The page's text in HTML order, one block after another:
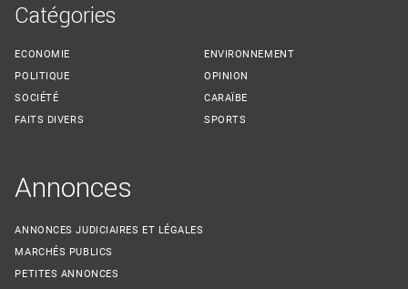
Catégories
ECONOMIE
POLITIQUE
SOCIÉTÉ
FAITS DIVERS
ENVIRONNEMENT
OPINION
CARAÏBE
SPORTS
Annonces
ANNONCES JUDICIAIRES ET LÉGALES
MARCHÉS PUBLICS
PETITES ANNONCES